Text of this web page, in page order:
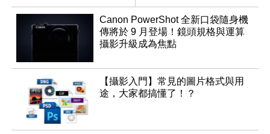
Canon PowerShot 全新口袋隨身機
傳將於 9 月登場！鏡頭規格與運算
攝影升級成為焦點
【攝影入門】常見的圖片格式與用
途，大家都搞懂了！？